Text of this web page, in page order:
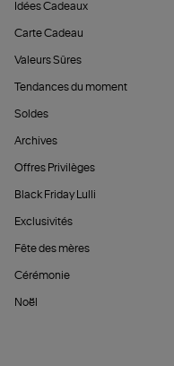
Idées Cadeaux
Carte Cadeau
Valeurs Sûres
Tendances du moment
Soldes
Archives
Offres Privilèges
Black Friday Lulli
Exclusivités
Fête des mères
Cérémonie
Noël